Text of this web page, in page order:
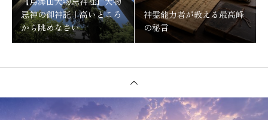
忌神の御神託｜高いところ
から眺めなさい
神霊能力者が教える最高峰
の秘言